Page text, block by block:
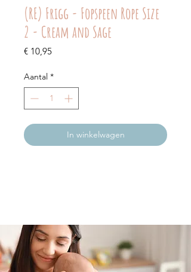
(RE) Frigg - Fopspeen Rope Size
2 - Cream and Sage
€ 10,95Prijs
Aantal *
In winkelwagen